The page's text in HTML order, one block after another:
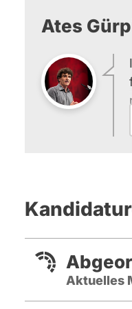
Ates
Aktuelles